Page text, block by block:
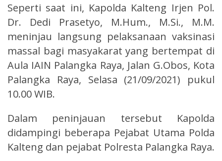
Seperti saat ini, Kapolda Kalteng Irjen Pol.
Dr. Dedi Prasetyo, M.Hum., M.Si., M.M.
meninjau langsung pelaksanaan vaksinasi
massal bagi masyakarat yang bertempat di
Aula IAIN Palangka Raya, Jalan G.Obos, Kota
Palangka Raya, Selasa (21/09/2021) pukul
10.00 WIB.
Dalam peninjauan tersebut Kapolda
didampingi beberapa Pejabat Utama Polda
Kalteng dan pejabat Polresta Palangka Raya.